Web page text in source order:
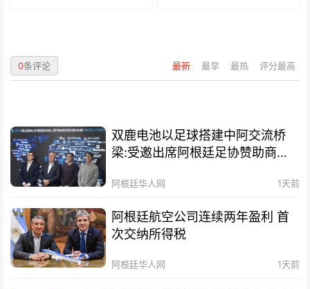
最新 最早 最热 评分最高
0条评论
双鹿电池以足球搭建中阿交流桥
梁:受邀出席阿根廷足协赞助商招
阿根廷华人网 1天前
阿根廷航空公司连续两年盈利 首
次交纳所得税
阿根廷华人网 1天前